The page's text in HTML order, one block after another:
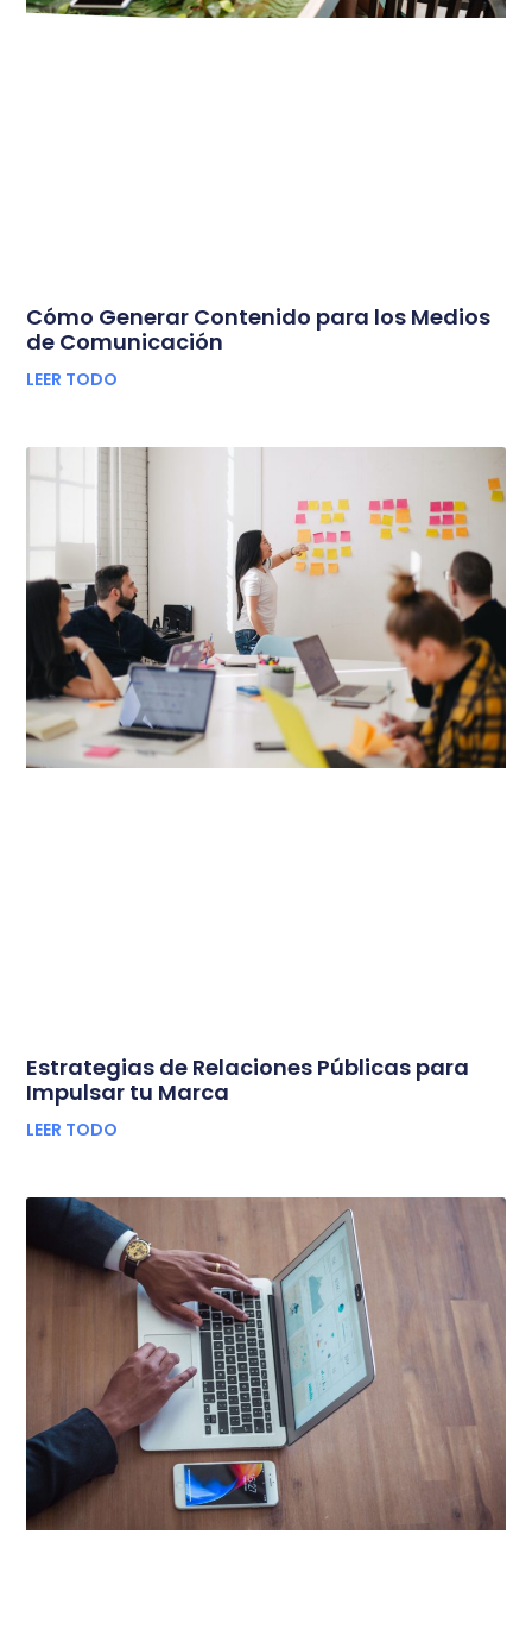
Cómo Generar Contenido para los Medios
de Comunicación
LEER TODO
Estrategias de Relaciones Públicas para
Impulsar tu Marca
LEER TODO